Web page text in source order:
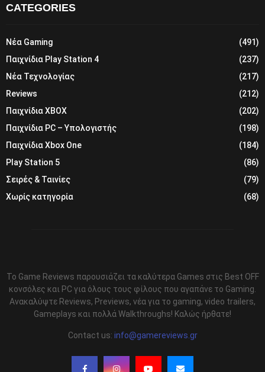
CATEGORIES
Νέα Gaming
(491)
Παιχνίδια Play Station 4
(237)
Νέα Τεχνολογίας
(217)
Reviews
(212)
Παιχνίδια XBOX
(202)
Παιχνίδια PC – Υπολογιστής
(198)
Παιχνίδια Xbox One
(184)
Play Station 5
(86)
Σειρές & Ταινίες
(79)
Χωρίς κατηγορία
(68)
Το Game Reviews παρουσιάζει τα καλύτερα Games στις Best OFF
κονσόλες και PC για όλους τους φίλους που αγαπάνε το Gaming.
Ανακαλύψτε Reviews, Previews, νέα για το gaming, video trailers,
Gameplays και πολλά Walkthroughs! Καλώς ήρθατε!
Contact us: info@gamereviews.gr